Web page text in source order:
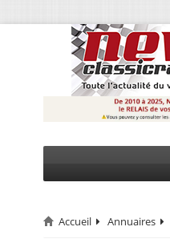
CIRCUIT
Accueil Annuaires